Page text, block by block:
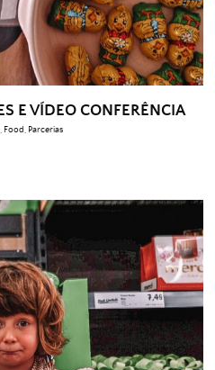
E VÍDEO CONFERÊNCIA
Food Parcerias